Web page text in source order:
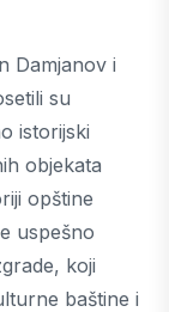
Damjanov i
su
istorijski
objekata
opštine
uspešno
koji
baštine i